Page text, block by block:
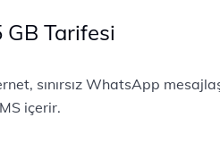
GB Tarifesi
sınırsız WhatsApp
içerir.